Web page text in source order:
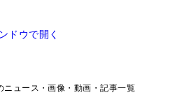
ドウで開く
ニュース・画像・動画・記事一覧